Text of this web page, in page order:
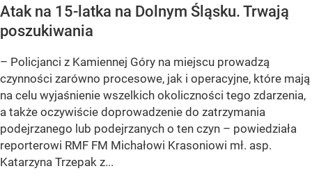
Atak na 15-latka na Dolnym Śląsku. Trwają
poszukiwania
– Policjanci z Kamiennej Góry na miejscu prowadzą
czynności zarówno procesowe, jak i operacyjne, które mają
na celu wyjaśnienie wszelkich okoliczności tego zdarzenia,
a także oczywiście doprowadzenie do zatrzymania
podejrzanego lub podejrzanych o ten czyn – powiedziała
reporterowi RMF FM Michałowi Krasoniowi mł. asp.
Katarzyna Trzepak z...